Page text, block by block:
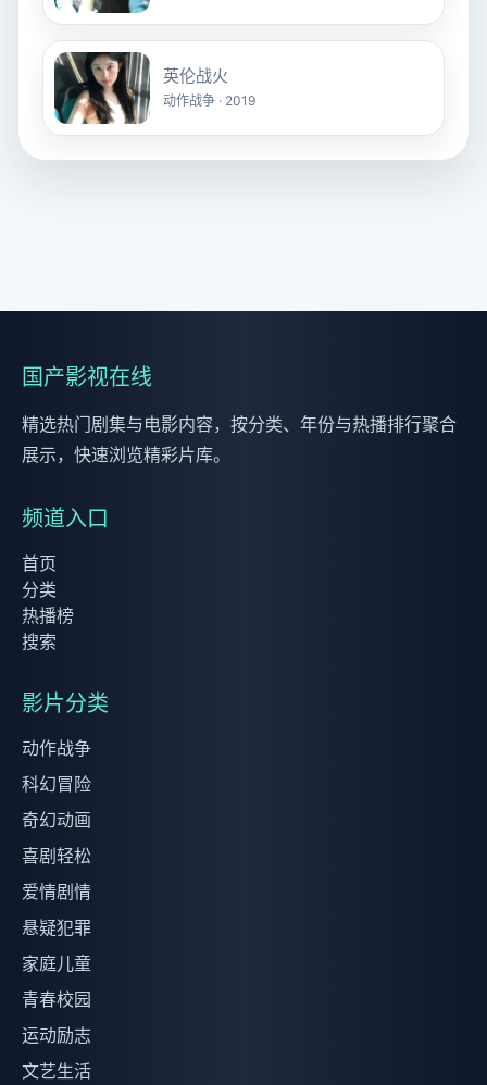
英伦战火
动作战争 · 2019
国产影视在线
精选热门剧集与电影内容，按分类、年份与热播排行聚合
展示，快速浏览精彩片库。
频道入口
首页
分类
热播榜
搜索
影片分类
动作战争
科幻冒险
奇幻动画
喜剧轻松
爱情剧情
悬疑犯罪
家庭儿童
青春校园
运动励志
文艺生活